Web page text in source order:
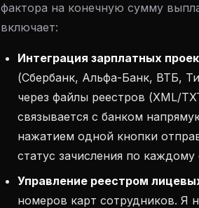
фактора на конечную сумму
включает:
Интеграция зарплатных
(Сбербанк, Альфа-Банк, ВТБ,
через файлы реестров (XML/
связывается с банком
нажатием одной кнопки
статус зачисления по каждому
Управление реестром
номеров карт сотрудников. Я